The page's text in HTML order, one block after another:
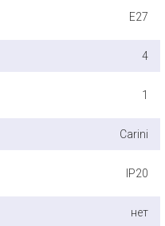
E27
4
1
Carini
IP20
нет